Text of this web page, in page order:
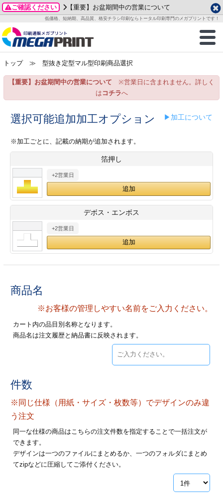
ご確認ください 【重要】お盆期間中の営業について
低価格、短納期、高品質、格安チラシ印刷ならトータル印刷専門のメガプリントです！
商品一覧
グッズ
ステッカー
ックカード印刷
業ツール印刷
＆盛り上げ印刷
ご利用ガイド
お客様へ
いて
方法
/送料について
刷
カード印刷
ックカード名刺
ムカード
型マル型印刷
ード印刷
印刷
ファイル印刷
ァイル印刷
印刷
データ作成ガイド
成前に
ガイド
加工指示ガイド
テンプレート
ード印刷
名刺印刷
ックカード
ード印刷
印刷
形マル型
印刷
名刺印刷
ムカード印刷
刷
カード印刷
フォルダー
一覧
わせ
り
プル請求
2026年 8月
月
火 水 木 金
土
1
3
4 5 6 7
8
15
24
25 26 27
29
土
1
2 3
8 9 10 11
12
14
15 16 17 18
19
25
26
28
29 30
トップ≫ 型抜き定型マル型印刷商品選択
【重要】お盆期間中の営業について ※営業日に含まれません。詳しく
は コチラへ
選択可能追加加工オプション ▶加工について
※加工ごとに、記載の納期が追加されます。
箔押し
+2営業日
デボス・エンボス
+2営業日
商品名
※お客様の管理しやすい名前をご入力ください。
カート内の品目別名称となります。
商品名は注文履歴と納品書に反映されます。
件数
※同じ仕様（用紙・サイズ・枚数等）でデザインのみ違
う注文
同一な仕様の商品はこちらの注文件数を指定することで一括注文が
できます。
デザインは一つのファイルにまとめるか、一つのフォルダにまとめ
てzipなどに圧縮してご添付ください。